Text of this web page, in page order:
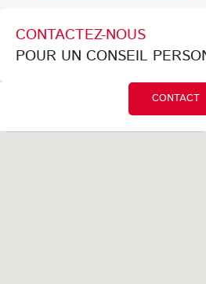
CONTACTEZ-NOUS
POUR UN CONSEIL
CONTACT